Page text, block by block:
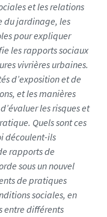
et les relations
du jardinage, les
pour expliquer
les rapports sociaux
vivrières urbaines.
d’exposition et de
et les manières
les risques et
Quels sont ces
découlent-ils
rapports de
sous un nouvel
de pratiques
sociales, en
entre différents